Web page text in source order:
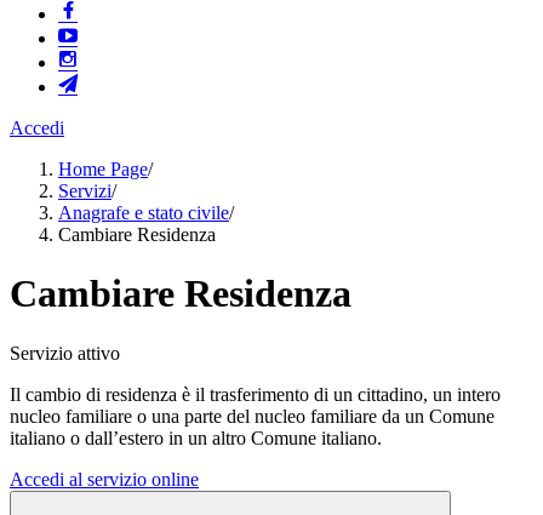
Accedi
Home Page/
Servizi/
Anagrafe e stato civile/
Cambiare Residenza
Cambiare Residenza
Servizio attivo
Il cambio di residenza è il trasferimento di un cittadino, un intero
nucleo familiare o una parte del nucleo familiare da un Comune
italiano o dall’estero in un altro Comune italiano.
Accedi al servizio online